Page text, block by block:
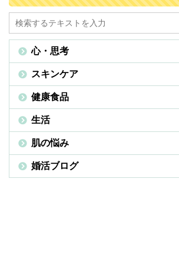
心・思考
スキンケア
健康食品
生活
肌の悩み
婚活ブログ